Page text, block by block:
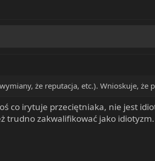
że reputacja, etc.). Wnioskuje, że
co irytuje przeciętniaka, nie jest
trudno zakwalifikować jako idiotyzm.